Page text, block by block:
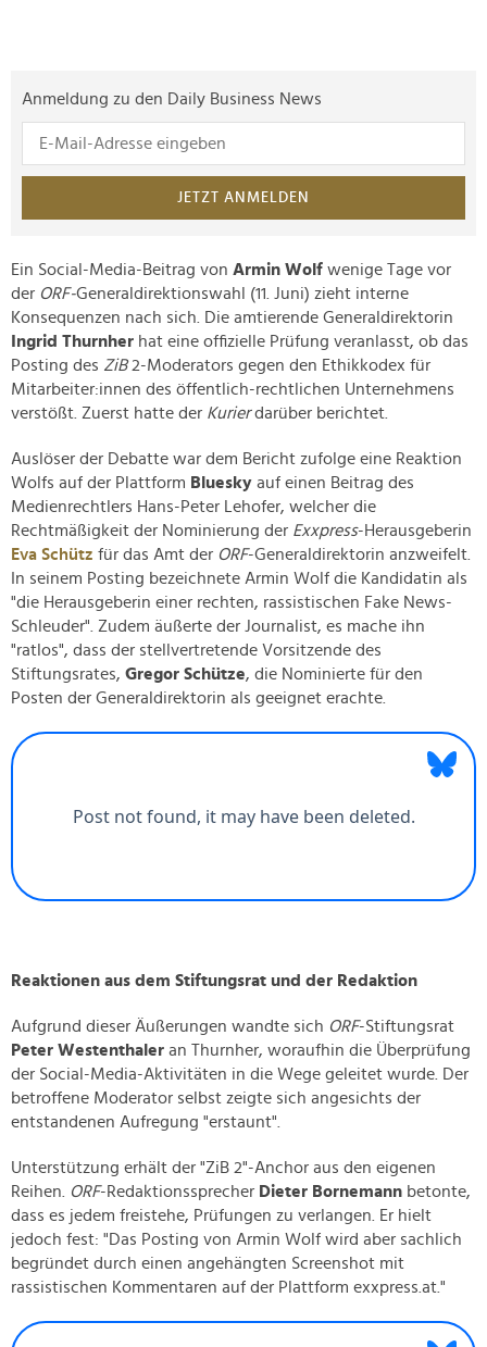
Anmeldung zu den Daily Business News
JETZT ANMELDEN
Ein Social-Media-Beitrag von Armin Wolf wenige Tage vor
der ORF-Generaldirektionswahl (11. Juni) zieht interne
Konsequenzen nach sich. Die amtierende Generaldirektorin
Ingrid Thurnher hat eine offizielle Prüfung veranlasst, ob das
Posting des ZiB2-Moderators gegen den Ethikkodex für
Mitarbeiter:innen des öffentlich-rechtlichen Unternehmens
verstößt. Zuerst hatte der Kurierdarüber berichtet.
Auslöser der Debatte war dem Bericht zufolge eine Reaktion
Wolfs auf der Plattform Bluesky auf einen Beitrag des
Medienrechtlers Hans-Peter Lehofer, welcher die
Rechtmäßigkeit der Nominierung der Exxpress-Herausgeberin
Eva Schütz für das Amt der ORF-Generaldirektorin anzweifelt.
In seinem Posting bezeichnete Armin Wolf die Kandidatin als
"die Herausgeberin einer rechten, rassistischen Fake News-
Schleuder". Zudem äußerte der Journalist, es mache ihn
"ratlos", dass der stellvertretende Vorsitzende des
Stiftungsrates, Gregor Schütze, die Nominierte für den
Posten der Generaldirektorin als geeignet erachte.
Reaktionen aus dem Stiftungsrat und der Redaktion
Aufgrund dieser Äußerungen wandte sich ORF-Stiftungsrat
Peter Westenthaler an Thurnher, woraufhin die Überprüfung
der Social-Media-Aktivitäten in die Wege geleitet wurde. Der
betroffene Moderator selbst zeigte sich angesichts der
entstandenen Aufregung "erstaunt".
Unterstützung erhält der "ZiB 2"-Anchor aus den eigenen
Reihen.
ORF-Redaktionssprecher Dieter Bornemann betonte,
dass es jedem freistehe, Prüfungen zu verlangen. Er hielt
jedoch fest: "Das Posting von Armin Wolf wird aber sachlich
begründet durch einen angehängten Screenshot mit
rassistischen Kommentaren auf der Plattform exxpress.at."